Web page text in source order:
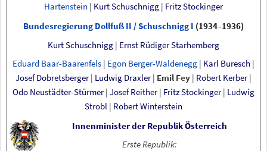
Hartenstein | Kurt Schuschnigg | Fritz Stockinger
Bundesregierung Dollfuß II / Schuschnigg I (1934–1936)
Kurt Schuschnigg | Ernst Rüdiger Starhemberg
Eduard Baar-Baarenfels | Egon Berger-Waldenegg | Karl Buresch |
Josef Dobretsberger | Ludwig Draxler | Emil Fey | Robert Kerber |
Odo Neustädter-Stürmer | Josef Reither | Fritz Stockinger | Ludwig
Strobl | Robert Winterstein
Innenminister der Republik Österreich
Erste Republik: